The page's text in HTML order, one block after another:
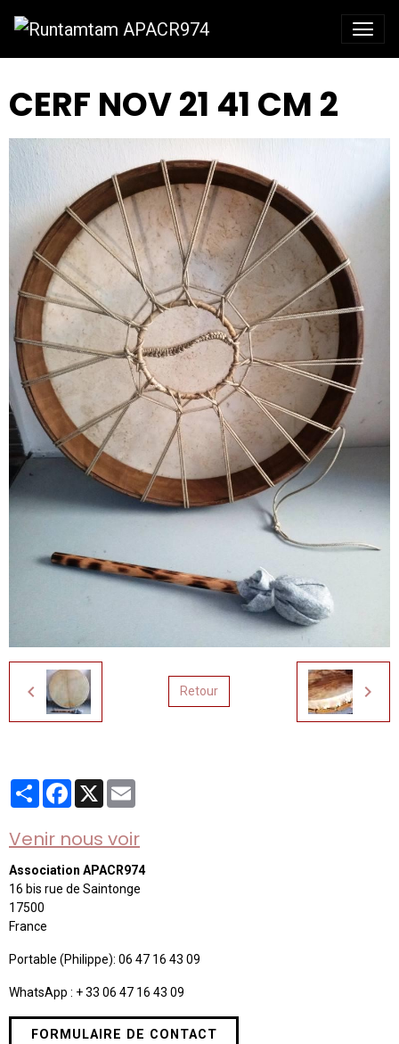
CERF NOV 21 41 CM 2
Retour
PartagerFacebook
X
Venir nous voir
Association APACR974
16 bis rue de Saintonge
17500
France
Portable (Philippe): 06 47 16 43 09
WhatsApp : + 33 06 47 16 43 09
FORMULAIRE DE CONTACT